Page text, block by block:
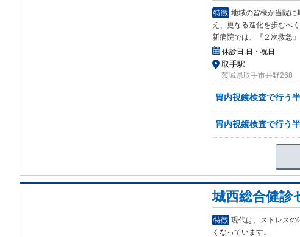
特徴 地域の皆様が当院に
え、更なる進化を歩むべ
新病院では、『２次救急
休診日:日・祝日
取手駅
茨城県取手市井野268
胃内視鏡検査で行う
胃内視鏡検査で行う
城西総合健診
特徴 現代は、ストレスの
くな っています。